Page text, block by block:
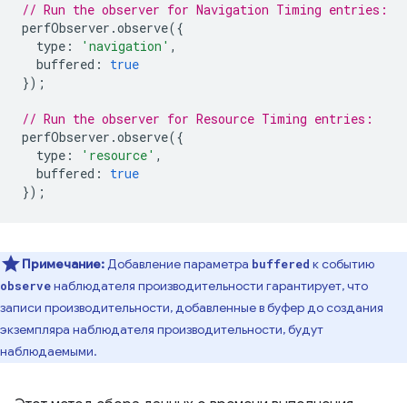
// Run the observer for Navigation Timing entries:
perfObserver .observe({
type : 'navigation' ,
buffered :
true
});
// Run the observer for Resource Timing entries:
perfObserver .observe({
type : 'resource' ,
buffered :
true
});
Примечание:Добавление параметра buffered к событию
observeнаблюдателя производительности гарантирует, что
записи производительности, добавленные в буфер до создания
экземпляра наблюдателя производительности, будут
наблюдаемыми.